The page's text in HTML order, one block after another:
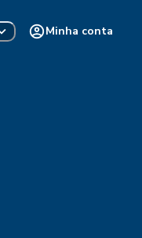
Minha conta